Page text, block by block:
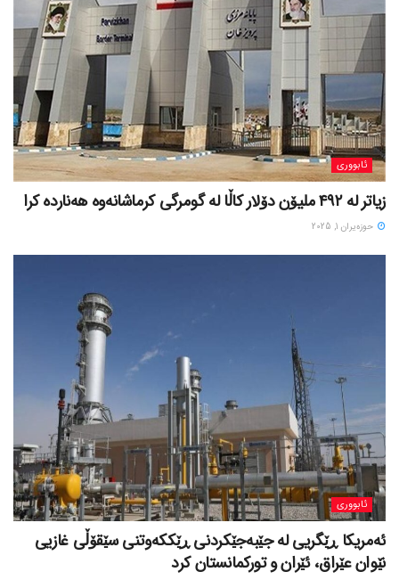
ئابووری
زیاتر لە ٤٩٢ ملیۆن دۆلار کاڵا لە گومرگی کرماشانەوە هەناردە کرا
حوزه‌یران 1, 2025
ئابووری
ئەمریکا ڕێگریی لە جێبەجێکردنی ڕێککەوتنی سێقۆڵی غازیی
نێوان عێراق، ئێران و تورکمانستان کرد